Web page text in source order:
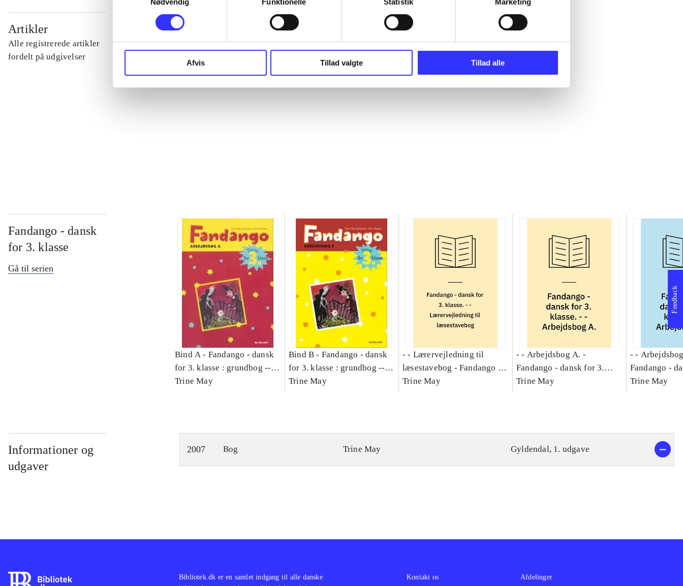
Nødvendig
Funktionelle Statistik Marketing
Afvis Tillad valgte Tillad alle
Artikler
Alle registrerede artikler
fordelt på udgivelser
...
...
Fandango - dansk
for 3. klasse
Gå til serien
Bind A - Fandango - dansk
for 3. klasse : grundbog --
Arbejdsbog. Bind A
Trine May
Bind B - Fandango - dansk
for 3. klasse : grundbog --
Arbejdsbog. Bind B
Trine May
- - Lærervejledning til
læsestavebog - Fandango -
dansk for 3. klasse :
Trine May
- - Arbejdsbog A. -
Fandango - dansk for 3.
klasse : grundbog. - -
Trine May
- -
Fandango -
klasse :
Trine May
Informationer og
udgaver
2007 Bog Trine May Gyldendal, 1. udgave
Feedback
Bibliotek.dk er en samlet indgang til alle danske
Kontakt os Afdelinger